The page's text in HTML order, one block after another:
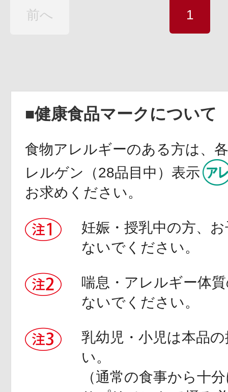
前へ 1
■健康食品マークについて
食物アレルギーのある方は、
レルゲン（28品目中）表示
お求めください。
妊娠・授乳中の方、
ないでください。
喘息・アレルギー体
ないでください。
乳幼児・小児は本品
い。
（通常の食事から十